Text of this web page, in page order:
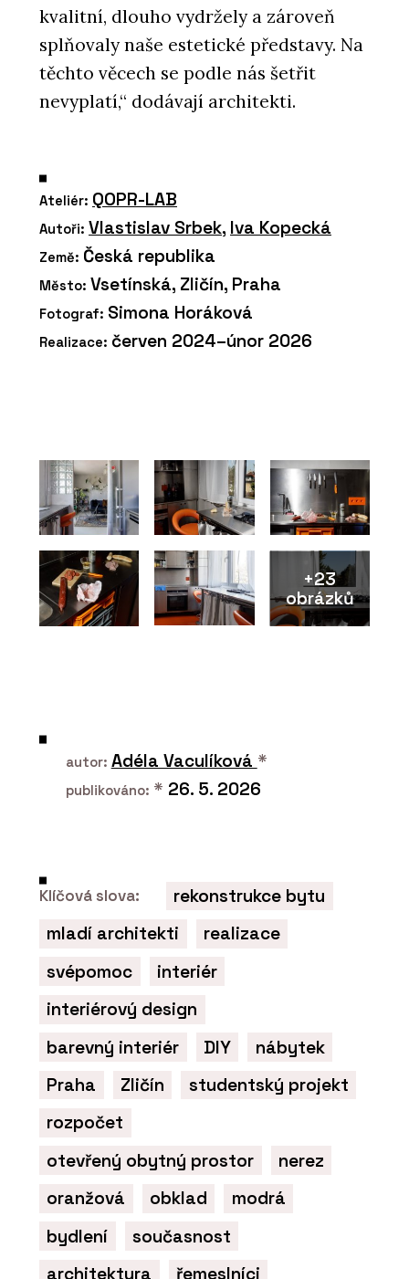
kvalitní, dlouho vydržely a zároveň
splňovaly naše estetické představy. Na
těchto věcech se podle nás šetřit
nevyplatí,“ dodávají architekti.
Ateliér: QOPR-LAB
Autoři: Vlastislav Srbek, Iva Kopecká
Země: Česká republika
Město: Vsetínská, Zličín, Praha
Fotograf: Simona Horáková
Realizace: červen 2024–únor 2026
+23
obrázků
autor: Adéla Vaculíková *
publikováno: * 26. 5. 2026
Klíčová slova:
rekonstrukce bytu
mladí architekti
realizace
svépomoc
interiér
interiérový design
barevný interiér
DIY
nábytek
Praha
Zličín
studentský projekt
rozpočet
otevřený obytný prostor
nerez
oranžová
obklad
modrá
bydlení
současnost
architektura
řemeslníci